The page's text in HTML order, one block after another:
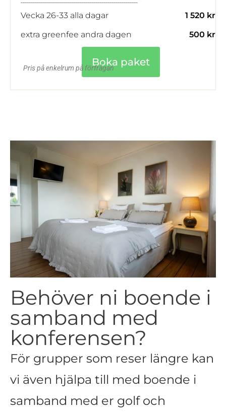
----------------------------------------------------------
Vecka 26-33 alla dagar
1 520 kr
extra greenfee andra dagen
500 kr
Boka paket
Pris på enkelrum på förfrågan
Behöver ni boende i
samband med
konferensen?
För grupper som reser längre kan
vi även hjälpa till med boende i
samband med er golf och